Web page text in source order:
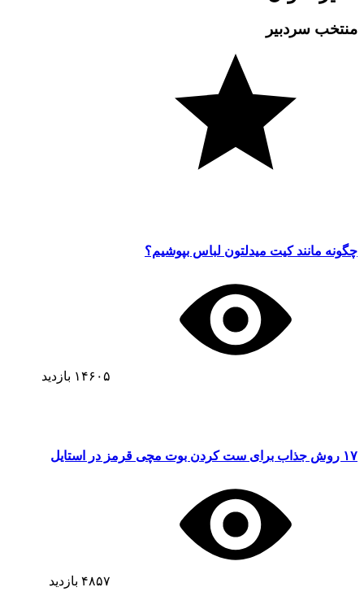
منتخب سردبیر
چگونه مانند کیت میدلتون لباس بپوشیم؟
۱۴۶۰۵ بازدید
۱۷ روش جذاب برای ست کردن بوت مچی قرمز در استایل
۴۸۵۷ بازدید